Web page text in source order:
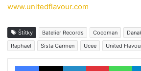
www.unitedflavour.com
Štítky Batelier Records Cocoman
Raphael
Sista Carmen Ucee United
Facebook X LinkedIn Pinterest WhatsApp